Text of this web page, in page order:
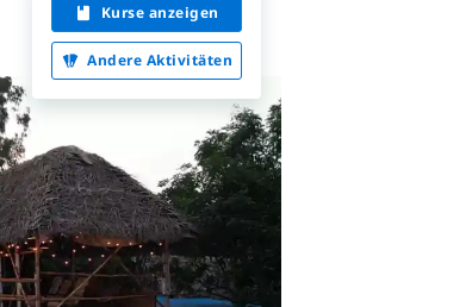
Kurse anzeigen
Andere Aktivitäten